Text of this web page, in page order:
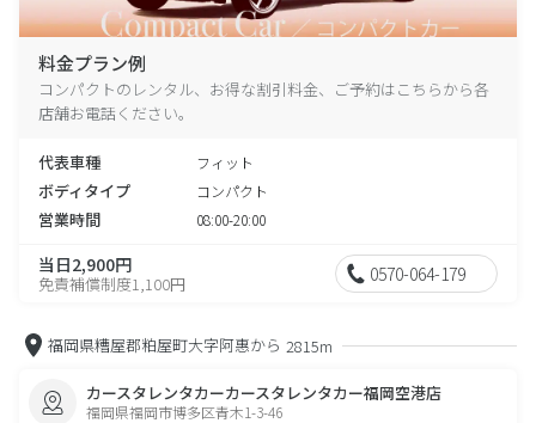
料金プラン例
コンパクトのレンタル、お得な割引料金、ご予約はこちらから各
店舗お電話ください。
代表車種 フィット
ボディタイプ コンパクト
営業時間 08:00-20:00
当日2,900円
免責補償制度1,100円 0570-064-179
福岡県糟屋郡粕屋町大字阿惠から 2815m
カースタレンタカーカースタレンタカー福岡空港店
福岡県福岡市博多区青木1-3-46